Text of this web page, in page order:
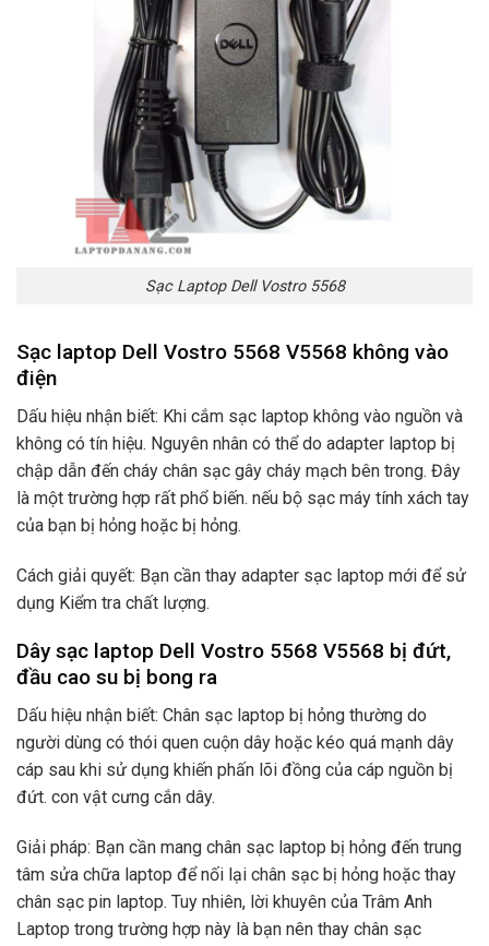
Sạc Laptop Dell Vostro 5568
Sạc laptop Dell Vostro 5568 V5568 không vào
điện
Dấu hiệu nhận biết: Khi cắm sạc laptop không vào nguồn và
không có tín hiệu. Nguyên nhân có thể do adapter laptop bị
chập dẫn đến cháy chân sạc gây cháy mạch bên trong. Đây
là một trường hợp rất phổ biến. nếu bộ sạc máy tính xách tay
của bạn bị hỏng hoặc bị hỏng.
Cách giải quyết: Bạn cần thay adapter sạc laptop mới để sử
dụng Kiểm tra chất lượng.
Dây sạc laptop Dell Vostro 5568 V5568 bị đứt,
đầu cao su bị bong ra
Dấu hiệu nhận biết: Chân sạc laptop bị hỏng thường do
người dùng có thói quen cuộn dây hoặc kéo quá mạnh dây
cáp sau khi sử dụng khiến phấn lõi đồng của cáp nguồn bị
đứt. con vật cưng cắn dây.
Giải pháp: Bạn cần mang chân sạc laptop bị hỏng đến trung
tâm sửa chữa laptop để nối lại chân sạc bị hỏng hoặc thay
chân sạc pin laptop. Tuy nhiên, lời khuyên của Trâm Anh
Laptop trong trường hợp này là bạn nên thay chân sạc